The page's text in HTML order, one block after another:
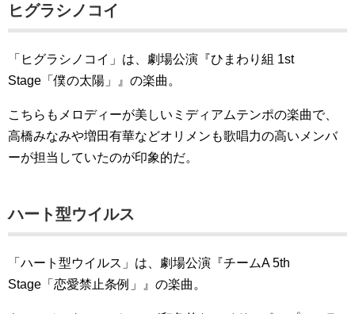
ヒグラシノコイ
「ヒグラシノコイ」は、劇場公演『ひまわり組 1st
Stage「僕の太陽」』の楽曲。
こちらもメロディーが美しいミディアムテンポの楽曲で、
高橋みなみや増田有華などオリメンも歌唱力の高いメンバ
ーが担当していたのが印象的だ。
ハート型ウイルス
「ハート型ウイルス」は、劇場公演『チームA 5th
Stage「恋愛禁止条例」』の楽曲。